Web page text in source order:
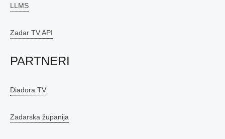
LLMS
Zadar TV API
PARTNERI
Diadora TV
Zadarska županija